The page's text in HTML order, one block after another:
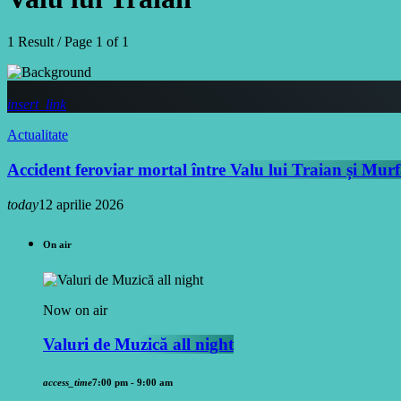
1 Result / Page 1 of 1
insert_link
Actualitate
Accident feroviar mortal între Valu lui Traian și
today12 aprilie 2026
On air
Now on air
Valuri de Muzică all night
access_time7:00 pm - 9:00 am